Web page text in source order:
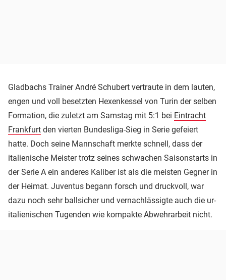
Gladbachs Trainer André Schubert vertraute in dem lauten,
engen und voll besetzten Hexenkessel von Turin der selben
Formation, die zuletzt am Samstag mit 5:1 bei Eintracht
Frankfurt den vierten Bundesliga-Sieg in Serie gefeiert
hatte. Doch seine Mannschaft merkte schnell, dass der
italienische Meister trotz seines schwachen Saisonstarts in
der Serie A ein anderes Kaliber ist als die meisten Gegner in
der Heimat. Juventus begann forsch und druckvoll, war
dazu noch sehr ballsicher und vernachlässigte auch die ur-
italienischen Tugenden wie kompakte Abwehrarbeit nicht.